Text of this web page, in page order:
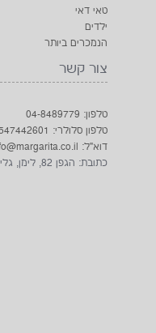
טאי דאי
ילדים
הנמכרים ביותר
צור קשר
טלפון: 04-8489779
טלפון סלולרי: 0547442601
דוא"ל: info@margarita.co.il
כתובת: הגפן 82, לימן, גליל מערבי, 2282000, ישראל